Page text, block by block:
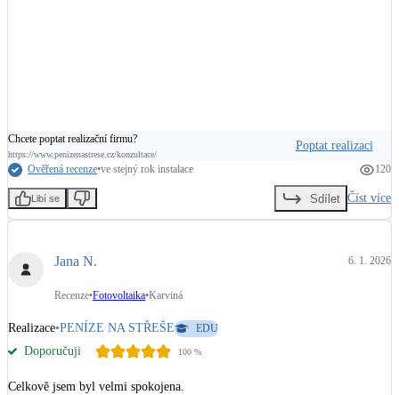
Chcete poptat realizační firmu?
https://www.penizenastrese.cz/konzultace/
Poptat realizaci
Ověřená recenze•ve stejný rok instalace 120
Libí se Sdílet Číst více
Jana N. 6. 1. 2026
Recenze•Fotovoltaika•Karviná
Realizace•PENÍZE NA STŘEŠE EDU
Doporučuji 100 %
Celkově jsem byl velmi spokojena.